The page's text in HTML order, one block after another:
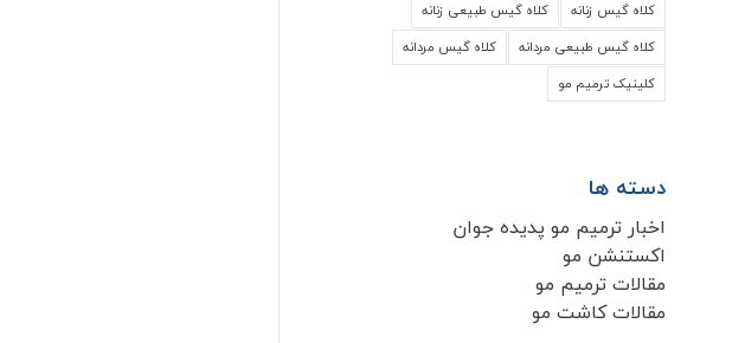
کلاه گیس زنانه
کلاه گیس طبیعی زنانه
کلاه گیس طبیعی مردانه
کلاه گیس مردانه
کلینیک ترمیم مو
دسته ها
اخبار ترمیم مو پدیده جوان
اکستنشن مو
مقالات ترمیم مو
مقالات کاشت مو